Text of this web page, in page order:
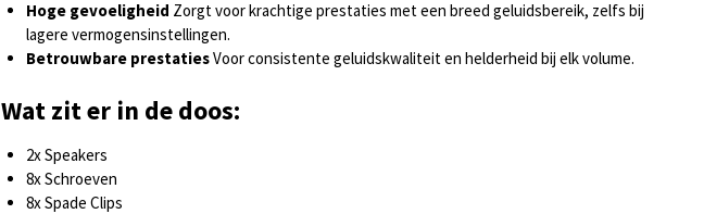
Hoge gevoeligheid Zorgt voor krachtige prestaties met een breed geluidsbereik, zelfs bij
lagere vermogensinstellingen.
Betrouwbare prestatiesVoor consistente geluidskwaliteit en helderheid bij elk volume.
Wat zit er in de doos:
2x Speakers
8x Schroeven
8x Spade Clips